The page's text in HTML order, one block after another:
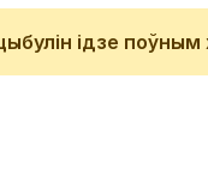
ідзе